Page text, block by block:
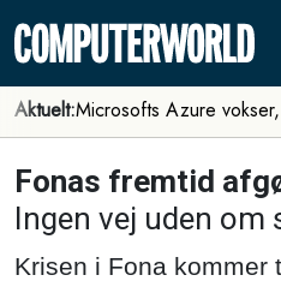
Aktuelt:Microsofts Azure
Fonas fremtid
Ingen vej uden
Krisen i Fona kommer